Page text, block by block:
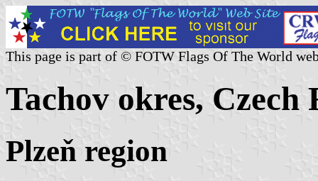
This page is part of © FOTW Flags Of The World
Tachov okres, Czech
Plzeň region